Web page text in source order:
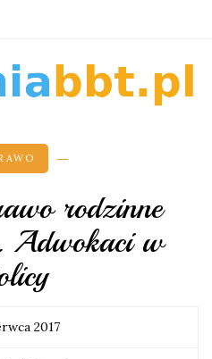
rodzinne
Adwokaci w
2017